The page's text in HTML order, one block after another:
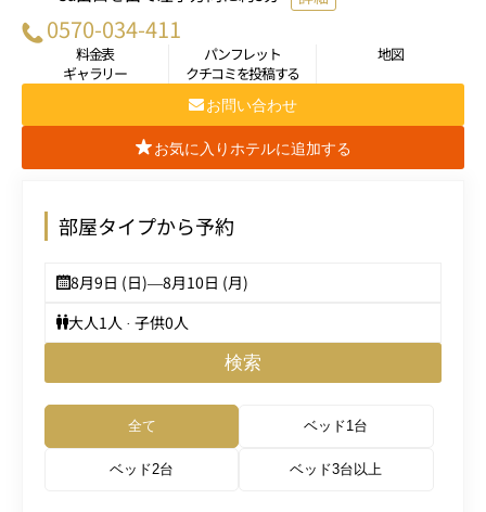
0570-034-411
料金表 パンフレット
地図
ギャラリー
クチコミを投稿する
お問い合わせ
お気に入りホテルに追加する
部屋タイプから予約
8月9日 (日)—8月10日 (月)
大人1人 · 子供0人
検索
全て ベッド1台
ベッド2台 ベッド3台以上